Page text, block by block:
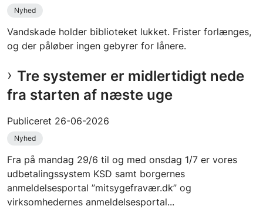
Nyhed
Vandskade holder biblioteket lukket. Frister forlænges,
og der påløber ingen gebyrer for lånere.
Tre systemer er midlertidigt nede
fra starten af næste uge
Publiceret 26-06-2026
Nyhed
Fra på mandag 29/6 til og med onsdag 1/7 er vores
udbetalingssystem KSD samt borgernes
anmeldelsesportal ”mitsygefravær.dk” og
virksomhedernes anmeldelsesportal...